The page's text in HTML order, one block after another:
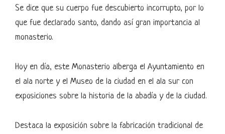
Se dice que su cuerpo fue descubierto incorrupto, por lo
que fue declarado santo, dando así gran importancia al
monasterio.
Hoy en día, este Monasterio alberga el Ayuntamiento en
el ala norte y el Museo de la ciudad en el ala sur con
exposiciones sobre la historia de la abadía y de la ciudad.
Destaca la exposición sobre la fabricación tradicional de